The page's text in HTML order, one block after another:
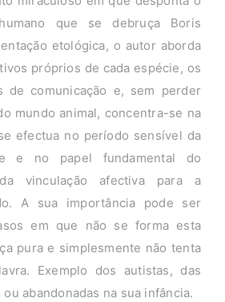
que se debruça Boris
etológica, o autor aborda
próprios de cada espécie, os
de comunicação e, sem perder
mundo animal, concentra-se na
efectua no período sensível da
e no papel fundamental do
da vinculação afectiva para a
A sua importância pode ser
em que não se forma esta
pura e simplesmente não tenta
Exemplo dos autistas, das
abandonadas na sua infância.